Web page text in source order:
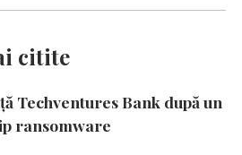
citite
Techventures Bank după un
ransomware